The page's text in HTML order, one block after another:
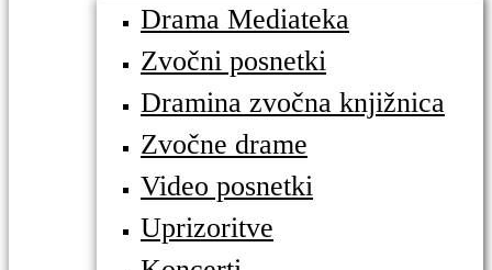
Drama Mediateka
Zvočni posnetki
Dramina zvočna knjižnica
Zvočne drame
Video posnetki
Uprizoritve